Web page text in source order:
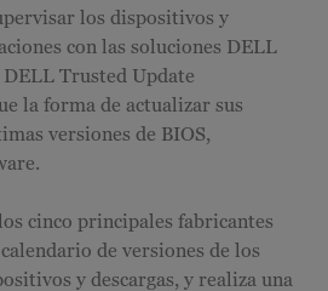
los dispositivos y
con las soluciones DELL
Trusted Update
la forma de actualizar sus
versiones de BIOS,
cinco principales fabricantes
de versiones de los
y descargas, y realiza una